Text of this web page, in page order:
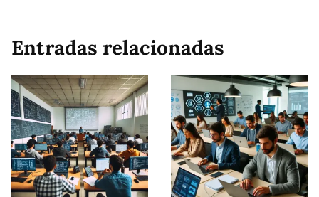
Entradas relacionadas